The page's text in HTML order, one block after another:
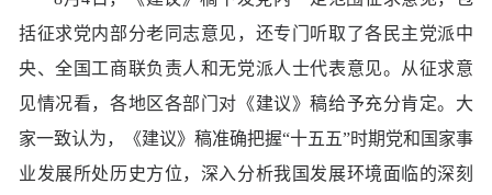
括征求党内部分老同志意见，还专门听取了各民主党派中
央、全国工商联负责人和无党派人士代表意见。从征求意
见情况看，各地区各部门对《建议》稿给予充分肯定。大
家一致认为，《建议》稿准确把握“十五五”时期党和国家事
业发展所处历史方位，深入分析我国发展环境面临的深刻